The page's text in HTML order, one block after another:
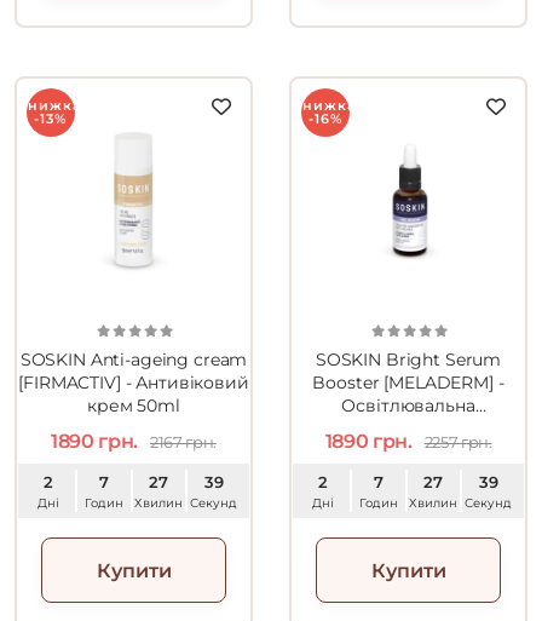
SOSKIN Anti-ageing cream
[FIRMACTIV] - Антивіковий
крем 50ml
Знижка
-13%
1890 грн. 2167 грн.
2
Дні
7
Годин
27
Хвилин
38
Секунд
Купити
SOSKIN Bright Serum
Booster [MELADERM] -
Освітлювальна
сироватка-бустер 30ml
Знижка
-16%
1890 грн. 2257 грн.
2
Дні
7
Годин
27
Хвилин
38
Секунд
Купити